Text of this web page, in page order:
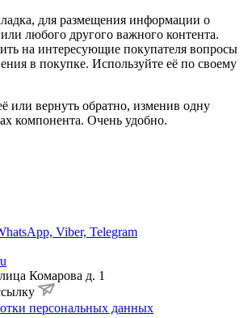
для размещения информации о
любого другого важного контента.
на интересующие покупателя вопросы
в покупке. Используйте её по своему
или вернуть обратно, изменив одну
компонента. Очень удобно.
Viber, Telegram
Комарова д. 1
персональных данных